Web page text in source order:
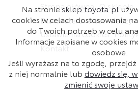
Strona główna O sklepie
Dla dealera Baza wiedzy
Ustawienia cookies
Kontakt
Na stroniesklep.toyota.pl
cookies w celach dostosowania
do Twoich potrzeb w celu
Informacje zapisane w cookies
osobowe.
Jeśli wyrażasz na to zgodę,
z niej normalnie lub dowiedz się,
zmienić swoje